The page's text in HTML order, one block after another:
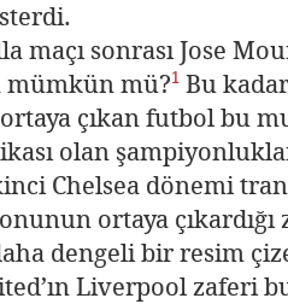
maçı sonrası Jose
mümkün mü?1 Bu
çıkan futbol bu
olan
Chelsea dönemi
ortaya
dengeli bir resim
Liverpool zaferi